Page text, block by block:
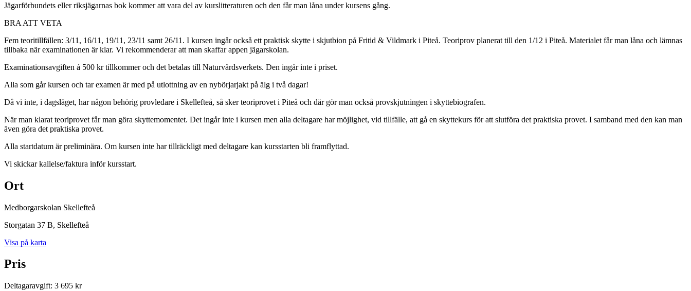
Jägarförbundets eller riksjägarnas bok kommer att vara del av kurslitteraturen och den får man låna under kursens gång.
BRA ATT VETA
Fem teoritillfällen: 3/11, 16/11, 19/11, 23/11 samt 26/11. I kursen ingår också ett praktisk skytte i skjutbion på Fritid & Vildmark i Piteå. Teoriprov planerat till den 1/12 i Piteå. Materialet får man låna och lämnas
tillbaka när examinationen är klar. Vi rekommenderar att man skaffar appen jägarskolan.
Examinationsavgiften á 500 kr tillkommer och det betalas till Naturvårdsverkets. Den ingår inte i priset.
Alla som går kursen och tar examen är med på utlottning av en nybörjarjakt på älg i två dagar!
Då vi inte, i dagsläget, har någon behörig provledare i Skellefteå, så sker teoriprovet i Piteå och där gör man också provskjutningen i skyttebiografen.
När man klarat teoriprovet får man göra skyttemomentet. Det ingår inte i kursen men alla deltagare har möjlighet, vid tillfälle, att gå en skyttekurs för att slutföra det praktiska provet. I samband med den kan man
även göra det praktiska provet.
Alla startdatum är preliminära. Om kursen inte har tillräckligt med deltagare kan kursstarten bli framflyttad.
Vi skickar kallelse/faktura inför kursstart.
Ort
Medborgarskolan Skellefteå
Storgatan 37 B, Skellefteå
Visa på karta
Pris
Deltagaravgift: 3 695 kr